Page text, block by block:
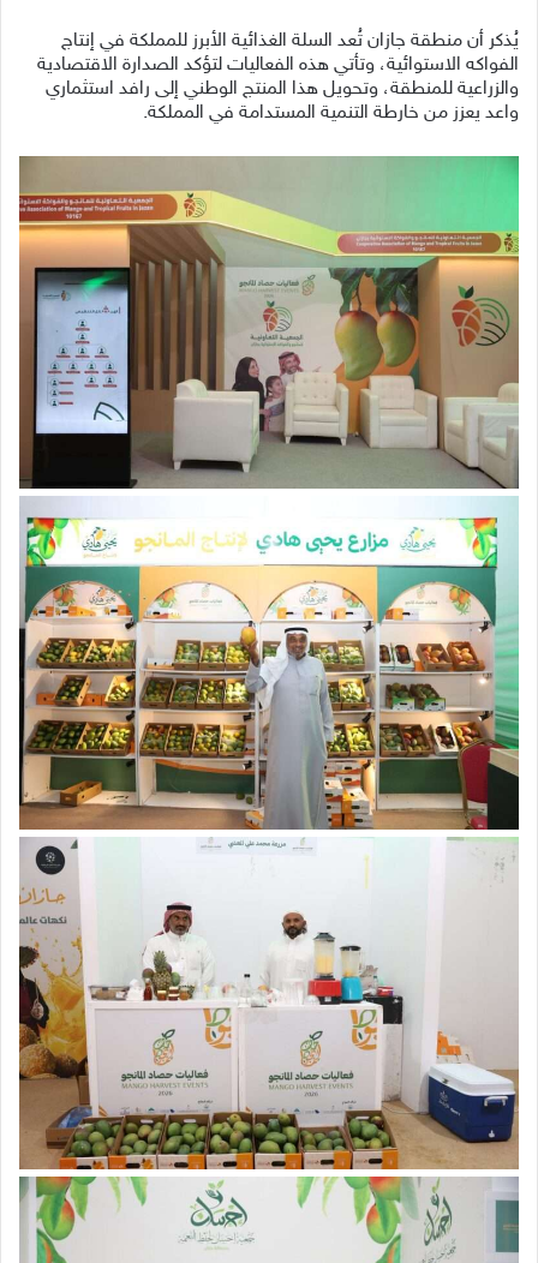
يُذكر أن منطقة جازان تُعد السلة الغذائية الأبرز للمملكة في إنتاج
الفواكه الاستوائية، وتأتي هذه الفعاليات لتؤكد الصدارة الاقتصادية
والزراعية للمنطقة، وتحويل هذا المنتج الوطني إلى رافد استثماري
واعد يعزز من خارطة التنمية المستدامة في المملكة.